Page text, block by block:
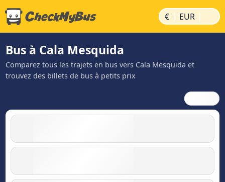
€ | EUR |
Bus à Cala Mesquida
Comparez tous les trajets en bus vers Cala Mesquida et
trouvez des billets de bus à petits prix